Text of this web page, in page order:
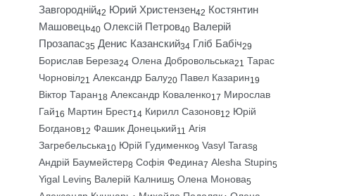
Завгородній42 Юрий Христензен42 Костянтин
Машовець40 Олексій Петров40 Валерій
Прозапас35 Денис Казанский34 Гліб Бабіч29
Борислав Береза24 Олена Добровольська21 Тарас
Чорновіл21 Александр Балу20 Павел Казарин19
Віктор Таран18 Александр Коваленко17 Мирослав
Гай16 Мартин Брест14 Кирилл Сазонов12 Юрій
Богданов12 Фашик Донецький11 Агія
Загребельська10 Юрій Гудименко9 Vasyl Taras8
Андрій Баумейстер8 Софія Федина7 Alesha Stupin5
Yigal Levin5 Валерій Калниш5 Олена Монова5